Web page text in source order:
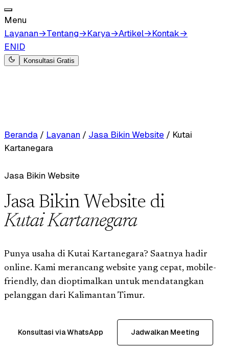
Menu
Layanan→Tentang→Karya→Artikel→Kontak→
ENID
Konsultasi Gratis
Beranda / Layanan / Jasa Bikin Website / Kutai
Kartanegara
Jasa Bikin Website
Jasa Bikin Website di
Kutai Kartanegara
Punya usaha di Kutai Kartanegara? Saatnya hadir
online. Kami merancang website yang cepat, mobile-
friendly, dan dioptimalkan untuk mendatangkan
pelanggan dari Kalimantan Timur.
Konsultasi via WhatsApp Jadwalkan Meeting